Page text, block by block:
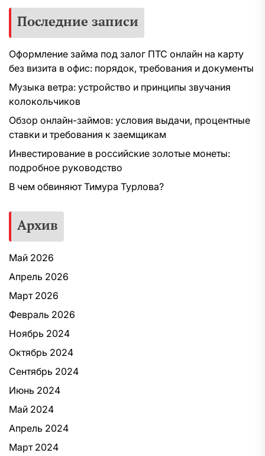
Последние записи
Оформление займа под залог ПТС онлайн на карту
без визита в офис: порядок, требования и документы
Музыка ветра: устройство и принципы звучания
колокольчиков
Обзор онлайн-займов: условия выдачи, процентные
ставки и требования к заемщикам
Инвестирование в российские золотые монеты:
подробное руководство
В чем обвиняют Тимура Турлова?
Архив
Май 2026
Апрель 2026
Март 2026
Февраль 2026
Ноябрь 2024
Октябрь 2024
Сентябрь 2024
Июнь 2024
Май 2024
Апрель 2024
Март 2024